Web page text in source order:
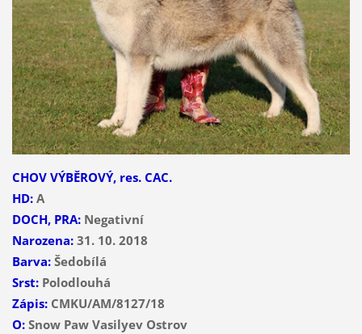
CHOV VÝBĚROVÝ, res. CAC.
HD:A
DOCH, PRA:Negativní
Narozena:31. 10. 2018
Barva:Šedobílá
Srst:Polodlouhá
Zápis:CMKU/AM/8127/18
O:Snow Paw Vasilyev Ostrov